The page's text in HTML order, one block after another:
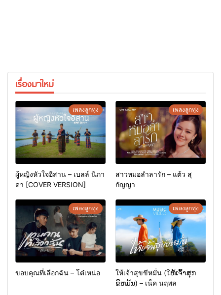
เรื่องมาใหม่
เพลงลูกทุ่ง
ผู้หญิงหัวใจอีสาน – เบลล์ นิภา
ดา [COVER VERSION]
เพลงลูกทุ่ง
สาวหมอลำลารัก – แต้ว สุ
กัญญา
เพลงลูกทุ่ง
ขอบคุณที่เลือกฉัน – โต๋เหน่อ
เพลงลูกทุ่ง
ให้เจ้าสุขขีหมั่น (ໃຫ້ເຈົ້າສຸກ
ຂີຫມັ້ນ) – เน็ค นฤพล